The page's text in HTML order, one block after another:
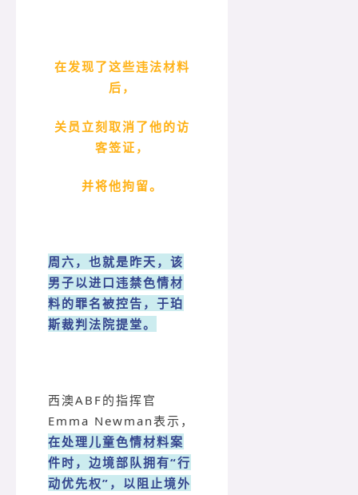
在发现了这些违法材料
后，
关员立刻取消了他的访
客签证，
并将他拘留。
周六，也就是昨天，该
男子以进口违禁色情材
料的罪名被控告，于珀
斯裁判法院提堂。
西澳ABF的指挥官
Emma Newman表示，
在处理儿童色情材料案
件时，边境部队拥有“行
动优先权”，以阻止境外